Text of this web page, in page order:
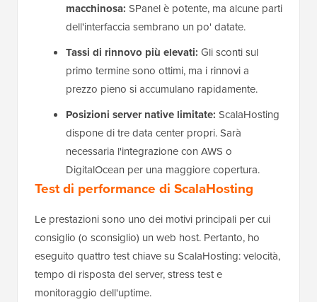
macchinosa: SPanel è potente, ma alcune parti
dell'interfaccia sembrano un po' datate.
Tassi di rinnovo più elevati: Gli sconti sul
primo termine sono ottimi, ma i rinnovi a
prezzo pieno si accumulano rapidamente.
Posizioni server native limitate: ScalaHosting
dispone di tre data center propri. Sarà
necessaria l'integrazione con AWS o
DigitalOcean per una maggiore copertura.
Test di performance di ScalaHosting
Le prestazioni sono uno dei motivi principali per cui
consiglio (o sconsiglio) un web host. Pertanto, ho
eseguito quattro test chiave su ScalaHosting: velocità,
tempo di risposta del server, stress test e
monitoraggio dell'uptime.